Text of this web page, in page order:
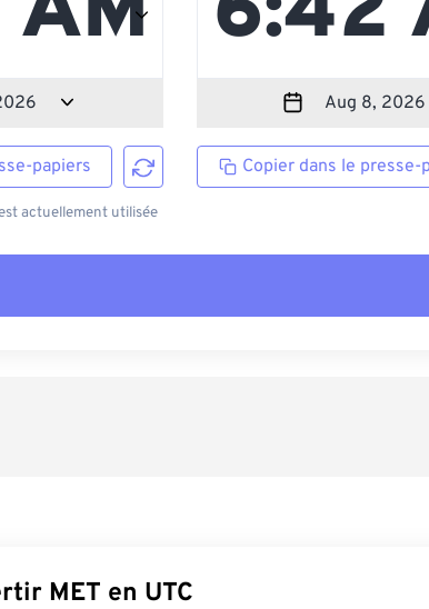
papiers
actuellement utilisée
Copier dans le presse-
MET en UTC